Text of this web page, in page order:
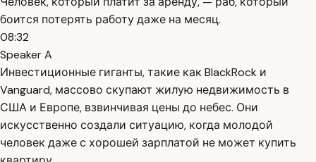
боится потерять работу даже на месяц.
08:32
Speaker A
Инвестиционные гиганты, такие как BlackRock и
Vanguard, массово скупают жилую недвижимость в
США и Европе, взвинчивая цены до небес. Они
искусственно создали ситуацию, когда молодой
человек даже с хорошей зарплатой не может купить